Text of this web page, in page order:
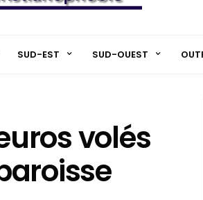
SUD-EST SUD-OUEST
volés